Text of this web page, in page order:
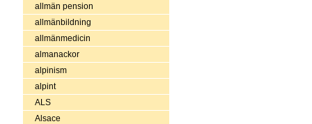
allmän pension
allmänbildning
allmänmedicin
almanackor
alpinism
alpint
ALS
Alsace